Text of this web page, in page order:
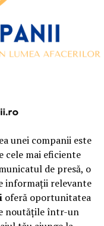
unei companii este
cele mai eficiente
de presă, o
informații relevante
oferă oportunitatea
noutățile într-un